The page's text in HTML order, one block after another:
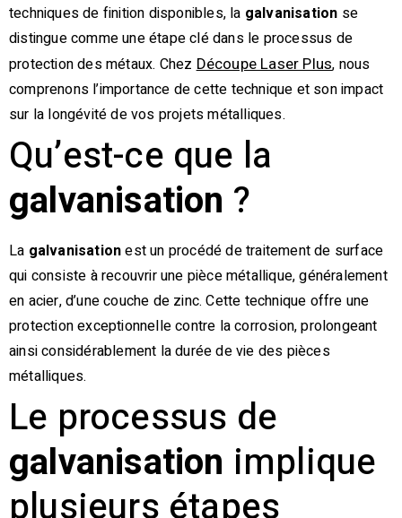
techniques de finition disponibles, la galvanisation se
distingue comme une étape clé dans le processus de
protection des métaux. ChezDécoupe Laser Plus, nous
comprenons l’importance de cette technique et son impact
sur la longévité de vos projets métalliques.
Qu’est-ce que la
galvanisation ?
La galvanisationest un procédé de traitement de surface
qui consiste à recouvrir une pièce métallique, généralement
en acier, d’une couche de zinc. Cette technique offre une
protection exceptionnelle contre la corrosion, prolongeant
ainsi considérablement la durée de vie des pièces
métalliques.
Le processus de
galvanisation implique